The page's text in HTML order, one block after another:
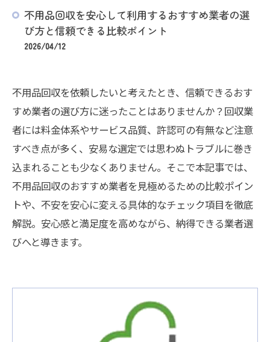
不用品回収を安心して利用するおすすめ業者の選
び方と信頼できる比較ポイント
2026/04/12
不用品回収を依頼したいと考えたとき、信頼できるおす
すめ業者の選び方に迷ったことはありませんか？回収業
者には料金体系やサービス品質、許認可の有無など注意
すべき点が多く、安易な選定では思わぬトラブルに巻き
込まれることも少なくありません。そこで本記事では、
不用品回収のおすすめ業者を見極めるための比較ポイン
トや、不安を安心に変える具体的なチェック項目を徹底
解説。安心感と満足度を高めながら、納得できる業者選
びへと導きます。